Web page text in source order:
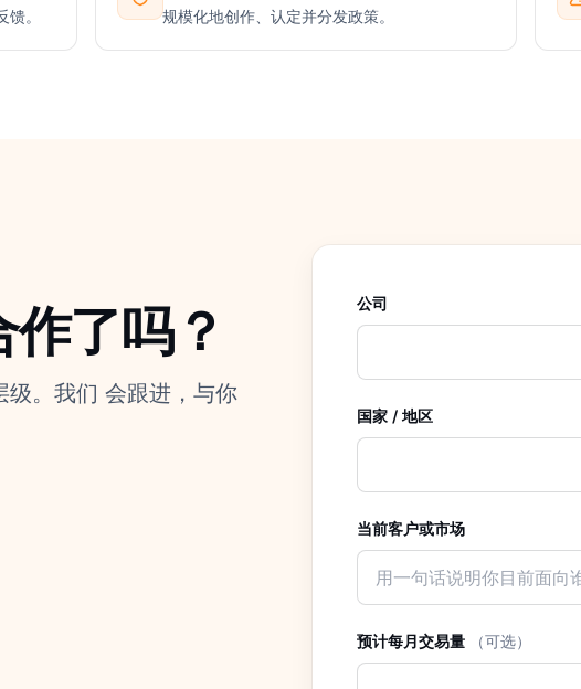
。 规模化地创作、认定并分发政策。
了吗？
级。我们 会跟进，与你
公司
国家 / 地区
当前客户或市场
预计每月交易量 （可选）